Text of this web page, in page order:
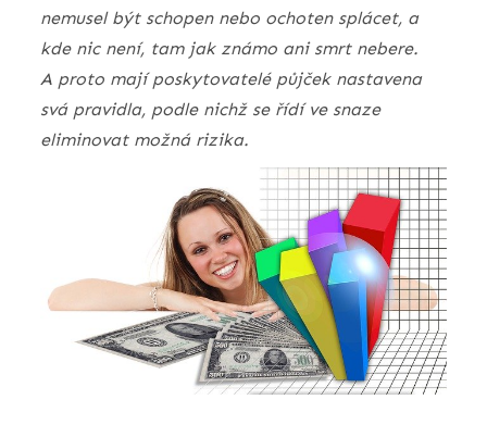
nemusel být schopen nebo ochoten splácet, a
kde nic není, tam jak známo ani smrt nebere.
A proto mají poskytovatelé půjček nastavena
svá pravidla, podle nichž se řídí ve snaze
eliminovat možná rizika.